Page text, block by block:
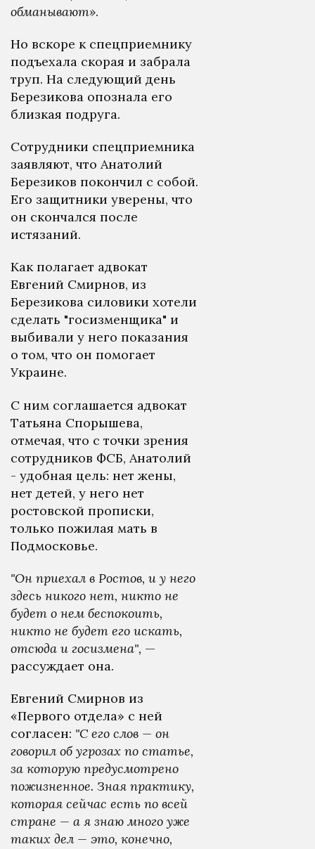
обманывают».
Но вскоре к спецприемнику
подъехала скорая и забрала
труп. На следующий день
Березикова опознала его
близкая подруга.
Сотрудники спецприемника
заявляют, что Анатолий
Березиков покончил с собой.
Его защитники уверены, что
он скончался после
истязаний.
Как полагает адвокат
Евгений Смирнов, из
Березикова силовики хотели
сделать "госизменщика" и
выбивали у него показания
о том, что он помогает
Украине.
С ним соглашается адвокат
Татьяна Спорышева,
отмечая, что с точки зрения
сотрудников ФСБ, Анатолий
- удобная цель: нет жены,
нет детей, у него нет
ростовской прописки,
только пожилая мать в
Подмосковье.
"Он приехал в Ростов, и у него
здесь никого нет, никто не
будет о нем беспокоить,
никто не будет его искать,
отсюда и госизмена", —
рассуждает она.
Евгений Смирнов из
«Первого отдела» с ней
согласен: "С его слов — он
говорил об угрозах по статье,
за которую предусмотрено
пожизненное. Зная практику,
которая сейчас есть по всей
стране — а я знаю много уже
таких дел — это, конечно,